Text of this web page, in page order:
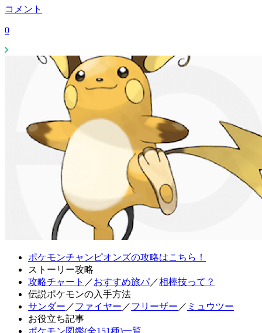
コメント
0
ポケモンチャンピオンズの攻略はこちら！
ストーリー攻略
攻略チャート ／おすすめ旅パ／相棒技って？
伝説ポケモンの入手方法
サンダー ／ファイヤー ／フリーザー ／ ミュウツー
お役立ち記事
ポケモン図鑑(全151種)一覧